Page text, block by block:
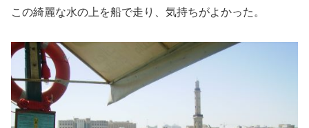
この綺麗な水の上を船で走り、気持ちがよかった。